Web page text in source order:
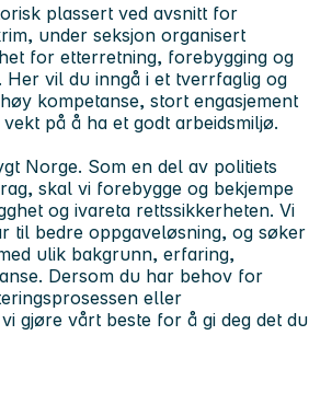
plassert ved avsnitt for
under seksjon organisert
for etterretning, forebygging og
Her vil du inngå i et tverrfaglig og
kompetanse, stort engasjement
på å ha et godt arbeidsmiljø.
Norge. Som en del av politiets
skal vi forebygge og bekjempe
og ivareta rettssikkerheten. Vi
til bedre oppgaveløsning, og søker
ulik bakgrunn, erfaring,
Dersom du har behov for
eller
gjøre vårt beste for å gi deg det du